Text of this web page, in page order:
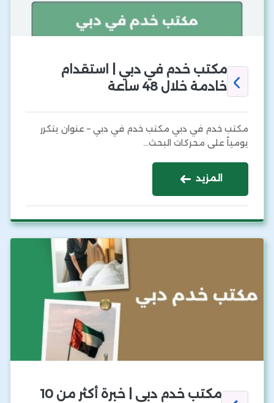
مكتب خدم في دبي | استقدام
خادمة خلال 48 ساعة
مكتب خدم في دبي مكتب خدم في دبي – عنوان يتكرر
يومياً على محركات البحث…
المزيد
مكتب خدم دبي | خبرة أكثر من 10